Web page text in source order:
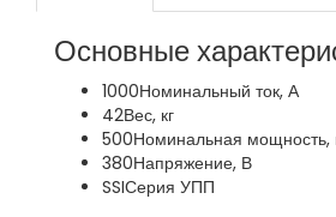
Основные
1000Номинальный ток, А
42Вес, кг
500Номинальная мощность,
380Напряжение, В
SSIСерия УПП